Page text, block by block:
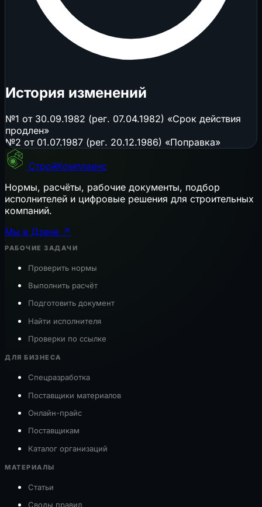
История изменений
№1 от 30.09.1982 (рег. 07.04.1982) «Срок действия
продлен»
№2 от 01.07.1987 (рег. 20.12.1986) «Поправка»
СтройКомплаенс
Нормы, расчёты, рабочие документы, подбор
исполнителей и цифровые решения для строительных
компаний.
Мы в Дзене ↗
РАБОЧИЕ ЗАДАЧИ
Проверить нормы
Выполнить расчёт
Подготовить документ
Найти исполнителя
Проверки по ссылке
ДЛЯ БИЗНЕСА
Спецразработка
Поставщики материалов
Онлайн-прайс
Поставщикам
Каталог организаций
МАТЕРИАЛЫ
Статьи
Своды правил